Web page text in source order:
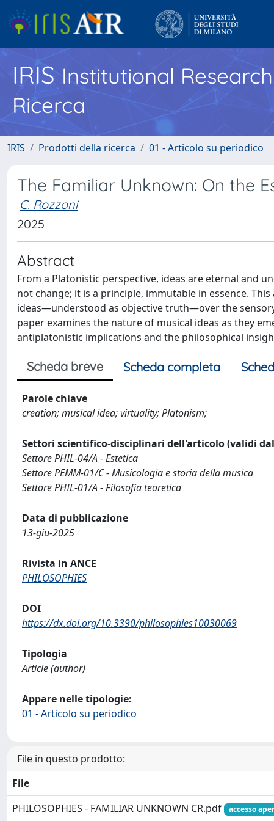
IRISInstitutional
Ricerca
IRIS Prodotti della ricerca 01 - Articolo su periodico
The Familiar Unknown: On the
C. Rozzoni
2025
Abstract
From a Platonistic perspective, ideas are eternal and
not change; it is a principle, immutable in essence.
ideas—understood as objective truth—over the
paper examines the nature of musical ideas as they
antiplatonistic implications and the philosophical
Scheda breve Scheda completa
Parole chiave
creation; musical idea; virtuality; Platonism;
Settori scientifico-disciplinari dell'articolo (validi dal
Settore PHIL-04/A - Estetica
Settore PEMM-01/C - Musicologia e storia della musica
Settore PHIL-01/A - Filosofia teoretica
Data di pubblicazione
13-giu-2025
Rivista in ANCE
PHILOSOPHIES
DOI
https://dx.doi.org/10.3390/philosophies10030069
Tipologia
Article (author)
Appare nelle tipologie:
01 - Articolo su periodico
File in questo prodotto:
File
PHILOSOPHIES - FAMILIAR UNKNOWN CR.pdf
accesso